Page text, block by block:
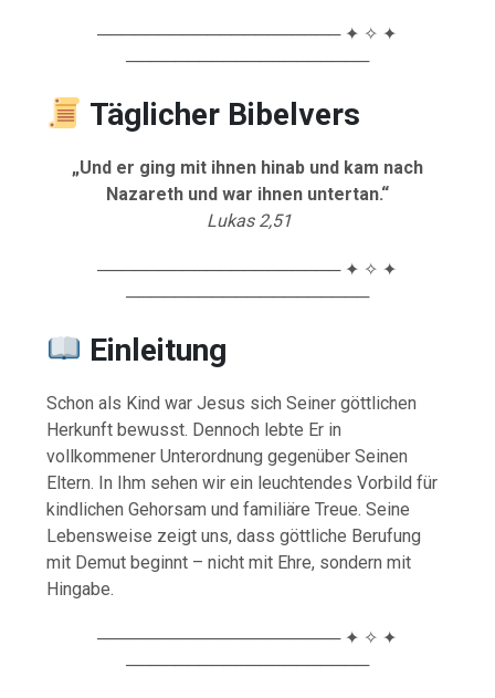
──────────────────── ✦ ✧ ✦
────────────────────
Täglicher Bibelvers
„Und er ging mit ihnen hinab und kam nach
Nazareth und war ihnen untertan.“
Lukas 2,51
──────────────────── ✦ ✧ ✦
────────────────────
Einleitung
Schon als Kind war Jesus sich Seiner göttlichen
Herkunft bewusst. Dennoch lebte Er in
vollkommener Unterordnung gegenüber Seinen
Eltern. In Ihm sehen wir ein leuchtendes Vorbild für
kindlichen Gehorsam und familiäre Treue. Seine
Lebensweise zeigt uns, dass göttliche Berufung
mit Demut beginnt – nicht mit Ehre, sondern mit
Hingabe.
──────────────────── ✦ ✧ ✦
────────────────────